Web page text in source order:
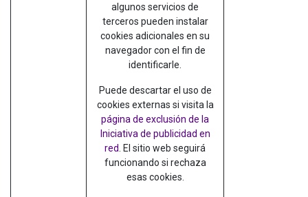
algunos servicios de
terceros pueden instalar
cookies adicionales en su
navegador con el fin de
identificarle.
Puede descartar el uso de
cookies externas si visita la
página de exclusión de la
Iniciativa de publicidad en
red
. El sitio web seguirá
funcionando si rechaza
esas cookies.